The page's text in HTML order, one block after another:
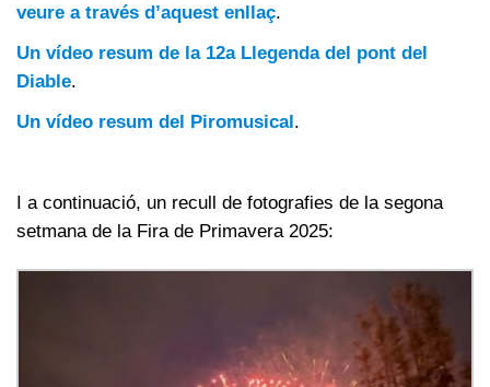
veure a través d’aquest enllaç.
Un vídeo resum de la 12a Llegenda del pont del
Diable.
Un vídeo resum del Piromusical.
I a continuació, un recull de fotografies de la segona
setmana de la Fira de Primavera 2025: